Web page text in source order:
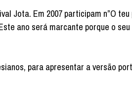
Jota. Em 2007 participam n”O
ano será marcante porque o
para apresentar a versão